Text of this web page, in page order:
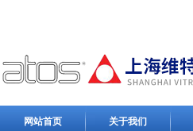
网站首页 关于我们